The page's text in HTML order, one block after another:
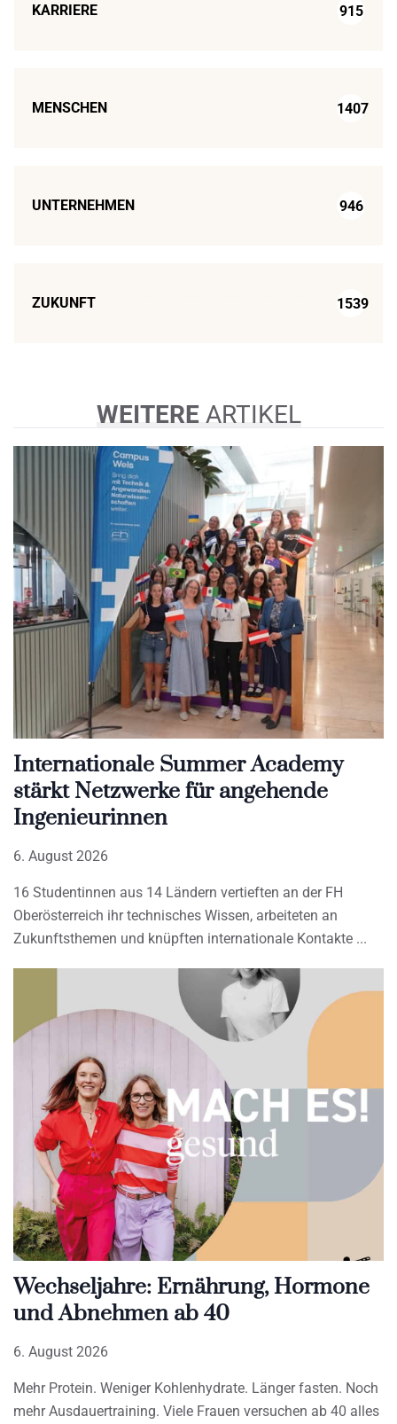
KARRIERE 915
MENSCHEN 1407
UNTERNEHMEN 946
ZUKUNFT 1539
WEITEREARTIKEL
Internationale Summer Academy
stärkt Netzwerke für angehende
Ingenieurinnen
6. August 2026
16 Studentinnen aus 14 Ländern vertieften an der FH
Oberösterreich ihr technisches Wissen, arbeiteten an
Zukunftsthemen und knüpften internationale Kontakte
Wechseljahre: Ernährung, Hormone
und Abnehmen ab 40
6. August 2026
Mehr Protein. Weniger Kohlenhydrate. Länger fasten. Noch
mehr Ausdauertraining. Viele Frauen versuchen ab 40 alles